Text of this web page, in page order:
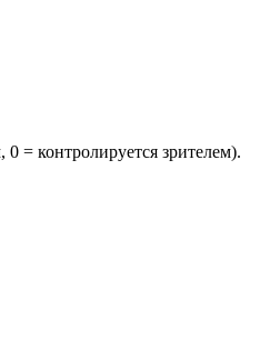
0 = контролируется зрителем).